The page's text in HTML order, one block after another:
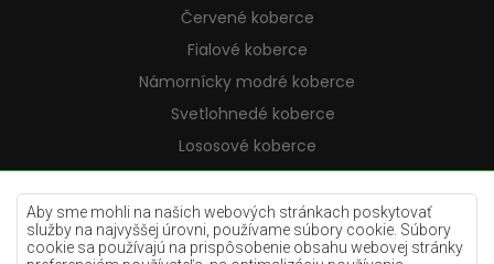
Aby sme mohli na našich webových stránkach poskytovať
služby na najvyššej úrovni, používame súbory cookie. Súbory
cookie sa používajú na prispôsobenie obsahu webovej stránky
Červené koberce
Fialové koberce
Námornícky modré koberce
Svetlohnedé koberce
Lososové koberce
Krémové koberce
Lilac koberce
Žlté koberce